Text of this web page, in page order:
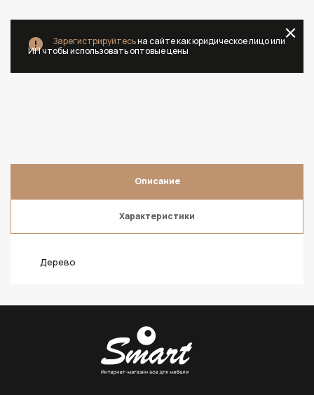
Зарегистрируйтесьна сайте как юридическое лицо или
ИП чтобы использовать оптовые цены
Описание
Характеристики
Дерево